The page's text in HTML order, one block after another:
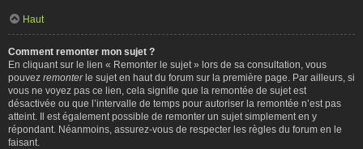
Haut
Comment remonter mon sujet ?
En cliquant sur le lien « Remonter le sujet » lors de sa consultation, vous
pouvez remonterle sujet en haut du forum sur la première page. Par ailleurs, si
vous ne voyez pas ce lien, cela signifie que la remontée de sujet est
désactivée ou que l’intervalle de temps pour autoriser la remontée n’est pas
atteint. Il est également possible de remonter un sujet simplement en y
répondant. Néanmoins, assurez-vous de respecter les règles du forum en le
faisant.